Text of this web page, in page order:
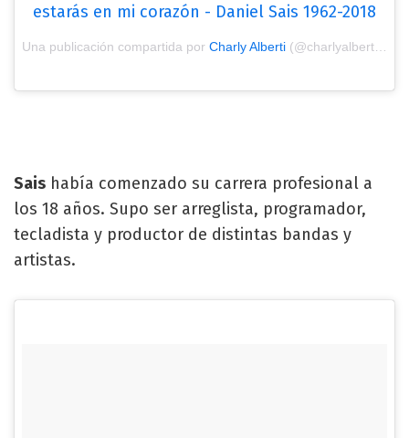
estarás en mi corazón - Daniel Sais 1962-2018
Una publicación compartida por Charly Alberti (@charlyalberti) el
Sais había comenzado su carrera profesional a
los 18 años. Supo ser arreglista, programador,
tecladista y productor de distintas bandas y
artistas.